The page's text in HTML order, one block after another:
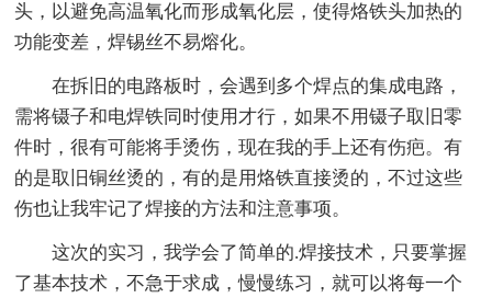
头，以避免高温氧化而形成氧化层，使得烙铁头加热的
功能变差，焊锡丝不易熔化。
在拆旧的电路板时，会遇到多个焊点的集成电路，
需将镊子和电焊铁同时使用才行，如果不用镊子取旧零
件时，很有可能将手烫伤，现在我的手上还有伤疤。有
的是取旧铜丝烫的，有的是用烙铁直接烫的，不过这些
伤也让我牢记了焊接的方法和注意事项。
这次的实习，我学会了简单的.焊接技术，只要掌握
了基本技术，不急于求成，慢慢练习，就可以将每一个